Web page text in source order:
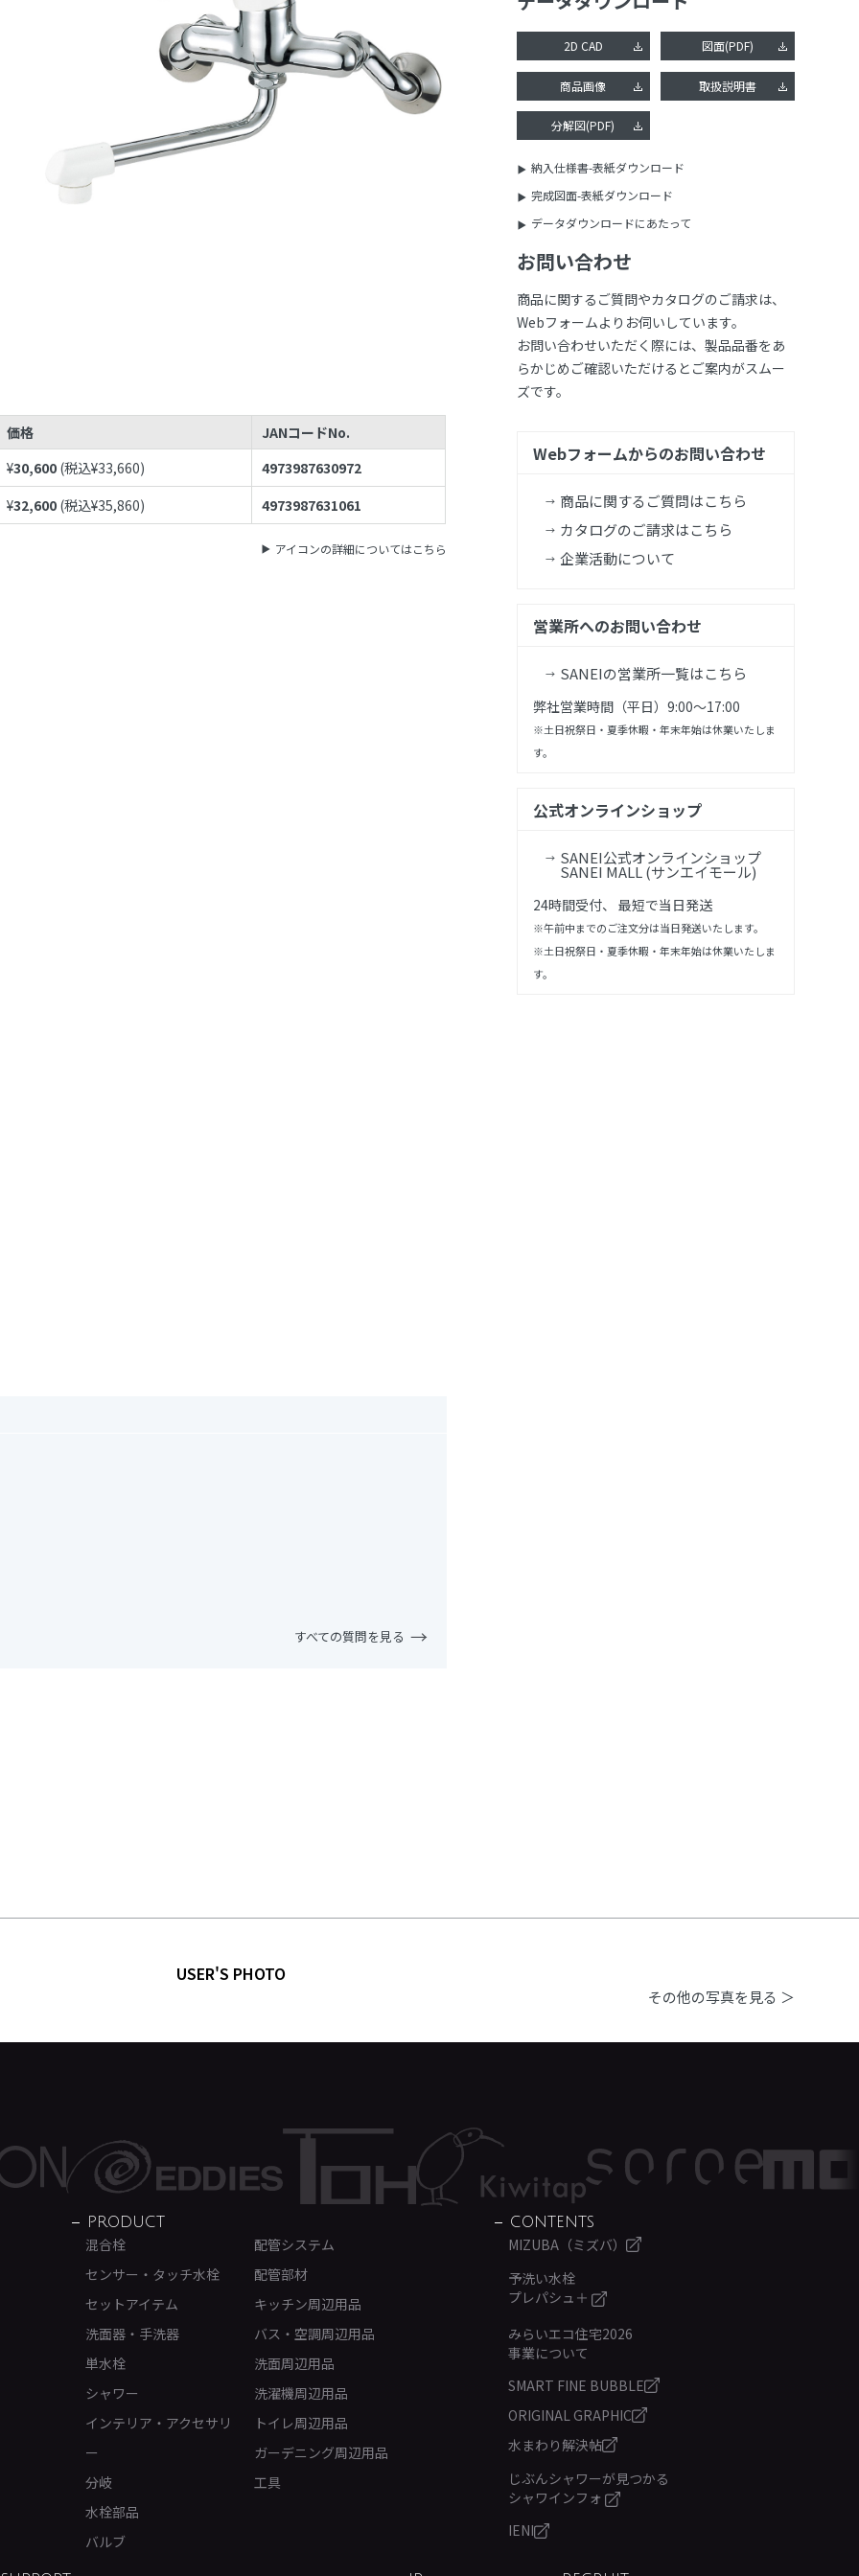
価格
JANコードNo.
¥30,600 (税込¥33,660)
4973987630972
¥32,600 (税込¥35,860) 4973987631061
アイコンの詳細についてはこちら
すべての質問を見る
2D CAD 図面(PDF)
商品画像 取扱説明書
分解図(PDF)
納入仕様書-表紙ダウンロード
完成図面-表紙ダウンロード
データダウンロードにあたって
お問い合わせ
商品に関するご質問やカタログのご請求は、
Webフォームよりお伺いしています。
お問い合わせいただく際には、製品品番をあ
らかじめご確認いただけるとご案内がスムー
ズです。
Webフォームからのお問い合わせ
商品に関するご質問はこちら
カタログのご請求はこちら
企業活動について
営業所へのお問い合わせ
SANEIの営業所一覧はこちら
弊社営業時間（平日）9:00～17:00
※土日祝祭日・夏季休暇・年末年始は休業いたしま
す。
公式オンラインショップ
SANEI公式オンラインショップ
SANEI MALL (サンエイモール)
24時間受付、 最短で当日発送
※午前中までのご注文分は当日発送いたします。
※土日祝祭日・夏季休暇・年末年始は休業いたしま
す。
USER'S PHOTO
その他の写真を見る ＞
PRODUCT
混合栓
センサー・タッチ水栓
セットアイテム
洗面器・手洗器
単水栓
シャワー
インテリア・アクセサリ
ー
分岐
水栓部品
バルブ
配管システム
配管部材
キッチン周辺用品
バス・空調周辺用品
洗面周辺用品
洗濯機周辺用品
トイレ周辺用品
ガーデニング周辺用品
工具
CONTENTS
MIZUBA（ミズバ）
予洗い水栓
プレパシュ＋
みらいエコ住宅2026
事業について
SMART FINE BUBBLE
ORIGINAL GRAPHIC
水まわり解決帖
じぶんシャワーが見つかる
シャワインフォ
IENI